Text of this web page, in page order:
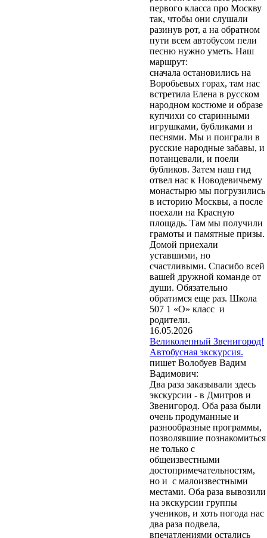
первого класса про Москву
так, чтобы они слушали
разинув рот, а на обратном
пути всем автобусом пели
песню нужно уметь. Наш
маршрут:
сначала остановились на
Воробьевых горах, там нас
встретила Елена в русском
народном костюме и образе
купчихи со старинными
игрушками, бубликами и
песнями. Мы и поиграли в
русские народные забавы, и
потанцевали, и поели
бубликов. Затем наш гид
отвел нас к Новодевичьему
монастырю мы погрузились
в историю Москвы, а после
поехали на Красную
площадь. Там мы получили
грамоты и памятные призы.
Домой приехали
уставшими, но
счастливыми. Спасибо всей
вашей дружной команде от
души. Обязательно
обратимся еще раз. Школа
507 1 «О» класс и
родители.
16.05.2026
Великолепный Звенигород!
Автобусная экскурсия.
пишет Волобуев Вадим
Вадимович:
Два раза заказывали здесь
экскурсии - в Дмитров и
Звенигород. Оба раза были
очень продуманные и
разнообразные программы,
позволявшие познакомиться
не только с
общеизвестными
достопримечательностям,
но и с малоизвестными
местами. Оба раза вывозили
на экскурсии группы
учеников, и хоть погода нас
два раза подвела,
впечатлениями остались